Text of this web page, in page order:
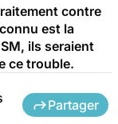
contre
est la
ils seraient
ce trouble.
Partager